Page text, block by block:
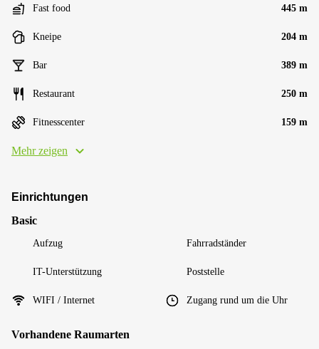
Fast food 445 m
Kneipe 204 m
Bar 389 m
Restaurant 250 m
Fitnesscenter 159 m
Mehr zeigen
Einrichtungen
Basic
Aufzug Fahrradständer
IT-Unterstützung Poststelle
WIFI / Internet Zugang rund um die Uhr
Vorhandene Raumarten